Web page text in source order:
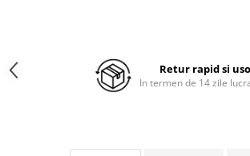
Retur rapid si
In termen de 14 zile